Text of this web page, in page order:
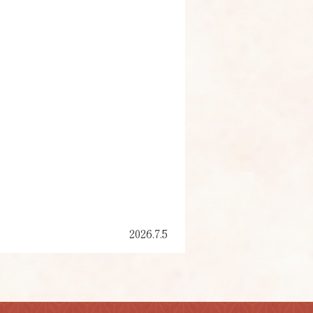
2026.7.5